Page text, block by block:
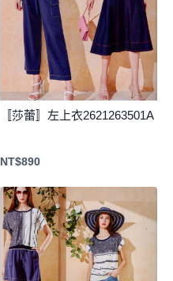
〚莎蕾〛左上衣2621263501A
NT$890